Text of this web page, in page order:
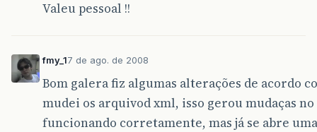
Valeu pessoal !!
fmy_17 de ago. de 2008
Bom galera fiz algumas alterações de acordo
mudei os arquivod xml, isso gerou mudaças
funcionando corretamente, mas já se abre